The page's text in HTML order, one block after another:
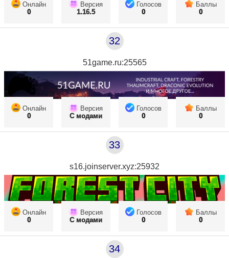
Онлайн
0
Версия
1.16.5
Голосов
0
Баллы
0
32
51game.ru:25565
Онлайн
0
Версия
С модами
Голосов
0
Баллы
0
33
s16.joinserver.xyz:25932
Онлайн
0
Версия
С модами
Голосов
0
Баллы
0
34